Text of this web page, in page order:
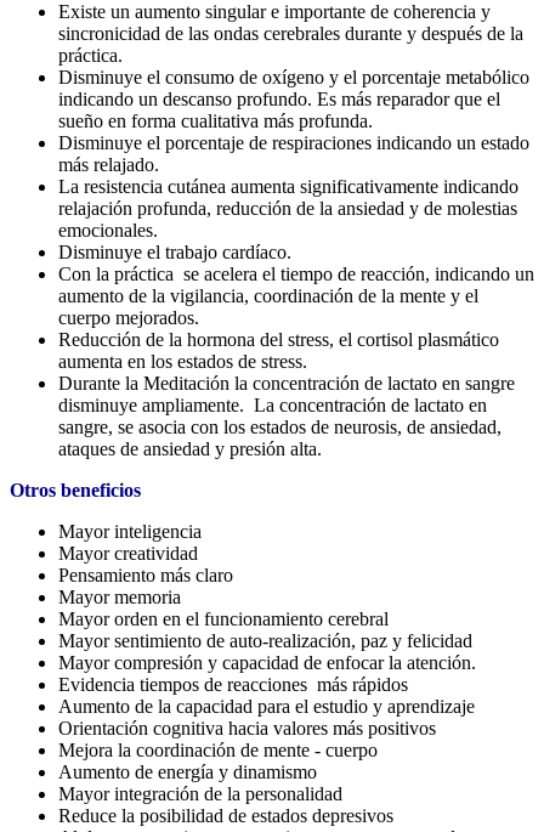
Existe un aumento singular e importante de coherencia y
sincronicidad de las ondas cerebrales durante y después de la
práctica.
Disminuye el consumo de oxígeno y el porcentaje metabólico
indicando un descanso profundo. Es más reparador que el
sueño en forma cualitativa más profunda.
Disminuye el porcentaje de respiraciones indicando un estado
más relajado.
La resistencia cutánea aumenta significativamente indicando
relajación profunda, reducción de la ansiedad y de molestias
emocionales.
Disminuye el trabajo cardíaco.
Con la práctica se acelera el tiempo de reacción, indicando un
aumento de la vigilancia, coordinación de la mente y el
cuerpo mejorados.
Reducción de la hormona del stress, el cortisol plasmático
aumenta en los estados de stress.
Durante la Meditación la concentración de lactato en sangre
disminuye ampliamente. La concentración de lactato en
sangre, se asocia con los estados de neurosis, de ansiedad,
ataques de ansiedad y presión alta.
Otros beneficios
Mayor inteligencia
Mayor creatividad
Pensamiento más claro
Mayor memoria
Mayor orden en el funcionamiento cerebral
Mayor sentimiento de auto-realización, paz y felicidad
Mayor compresión y capacidad de enfocar la atención.
Evidencia tiempos de reacciones más rápidos
Aumento de la capacidad para el estudio y aprendizaje
Orientación cognitiva hacia valores más positivos
Mejora la coordinación de mente - cuerpo
Aumento de energía y dinamismo
Mayor integración de la personalidad
Reduce la posibilidad de estados depresivos